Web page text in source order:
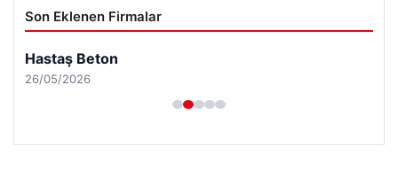
Son Eklenen Firmalar
Hastaş Beton
26/05/2026